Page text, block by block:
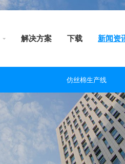
解决方案 下载 新闻资
仿丝棉生产线